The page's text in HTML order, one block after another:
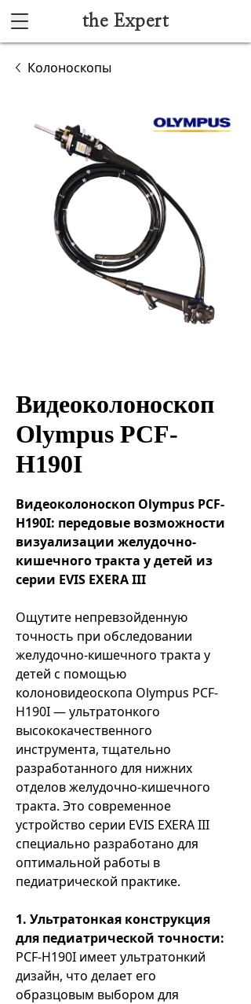
the Expert
Анестезиология и реанимация
Гибкая эндоскопия
Лучевая диагностика
Ультразвуковая диагностика
Офтальмологическое оборудование
Хирургическое оборудование
Колоноскопы
Видеоколоноскоп
Olympus PCF-
H190I
Видеоколоноскоп Olympus PCF-
H190I: передовые возможности
визуализации желудочно-
кишечного тракта у детей из
серии EVIS EXERA III
Ощутите непревзойденную
точность при обследовании
желудочно-кишечного тракта у
детей с помощью
колоновидеоскопа Olympus PCF-
H190I — ультратонкого
высококачественного
инструмента, тщательно
разработанного для нижних
отделов желудочно-кишечного
тракта. Это современное
устройство серии EVIS EXERA III
специально разработано для
оптимальной работы в
педиатрической практике.
1. Ультратонкая конструкция
для педиатрической точности:
PCF-H190I имеет ультратонкий
дизайн, что делает его
образцовым выбором для